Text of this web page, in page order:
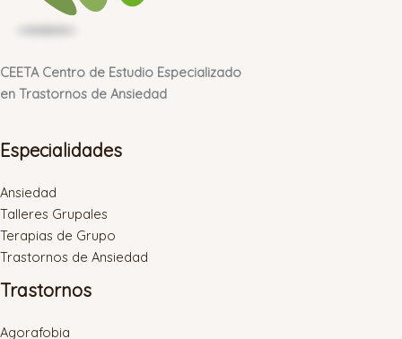
CEETA Centro de Estudio Especializado
en Trastornos de Ansiedad
Especialidades
Ansiedad
Talleres Grupales
Terapias de Grupo
Trastornos de Ansiedad
Trastornos
Agorafobia